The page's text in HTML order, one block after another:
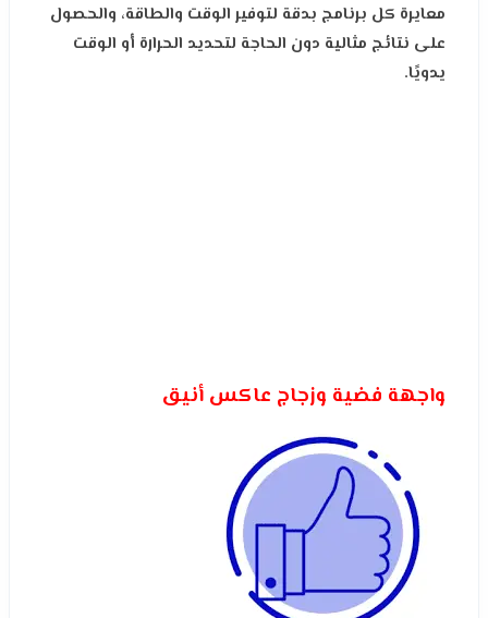
معايرة كل برنامج بدقة لتوفير الوقت والطاقة، والحصول
على نتائج مثالية دون الحاجة لتحديد الحرارة أو الوقت
يدويًا.
واجهة فضية وزجاج عاكس أنيق